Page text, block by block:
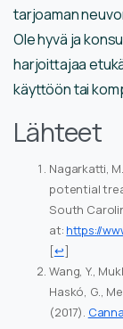
tarjoaman
Ole hyvä ja
harjoittajaa
käyttöön tai
Lähteet
Nagarkatti,
potential
South
at: https://
[↩]
Wang, Y.,
Haskó, G.,
(2017).